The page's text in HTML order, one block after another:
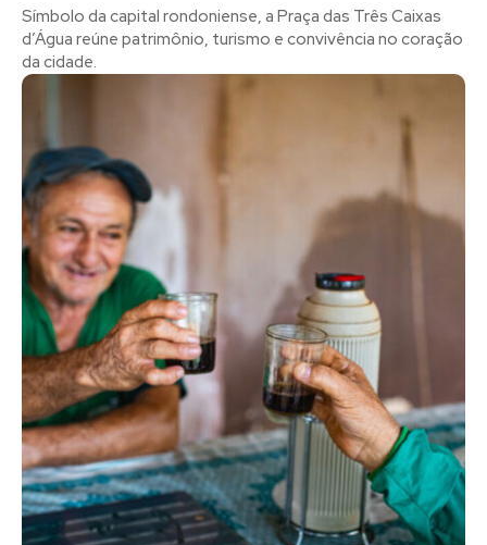
Símbolo da capital rondoniense, a Praça das Três Caixas
d’Água reúne patrimônio, turismo e convivência no coração
da cidade.